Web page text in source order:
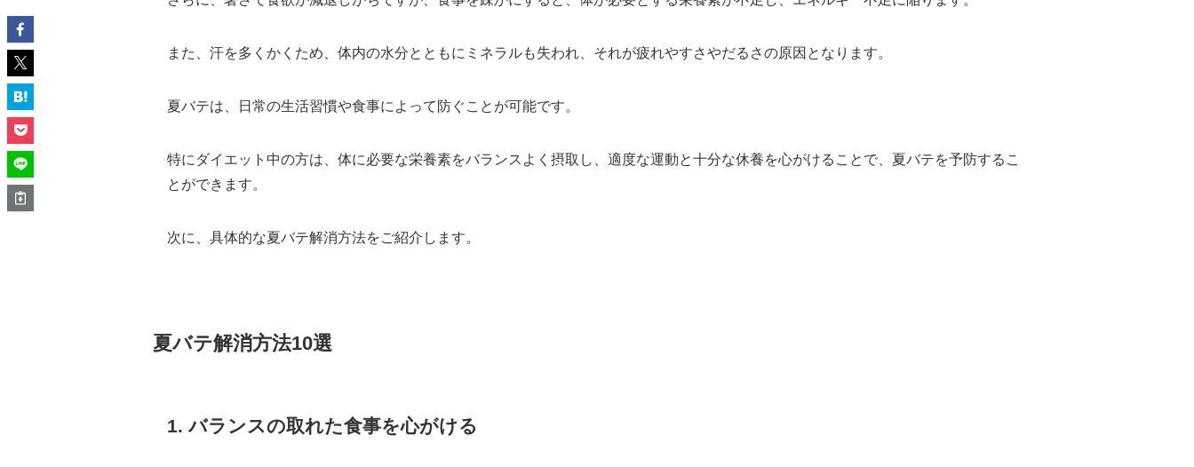
また、汗を多くかくため、体内の水分とともにミネラルも失われ、それが疲れやすさやだるさの原因となります。
夏バテは、日常の生活習慣や食事によって防ぐことが可能です。
特にダイエット中の方は、体に必要な栄養素をバランスよく摂取し、適度な運動と十分な休養を心がけることで、夏バテを予防するこ
とができます。
次に、具体的な夏バテ解消方法をご紹介します。
夏バテ解消方法10選
1. バランスの取れた食事を心がける